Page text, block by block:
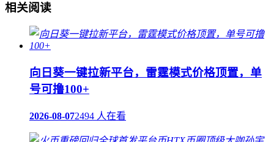
相关阅读
向日葵一键拉新平台，雷霆模式价格顶置，单
号可撸100+
2026-08-072494 人在看